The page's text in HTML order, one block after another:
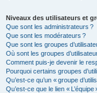
Niveaux des utilisateurs et
Que sont les administrateurs ?
Que sont les modérateurs ?
Que sont les groupes
Où sont les groupes
Comment puis-je devenir le
Pourquoi certains groupes
Qu’est-ce qu’un « groupe
Qu’est-ce que le lien « L’équipe